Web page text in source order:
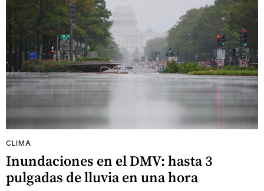
CLIMA
Inundaciones en el DMV: hasta 3
pulgadas de lluvia en una hora